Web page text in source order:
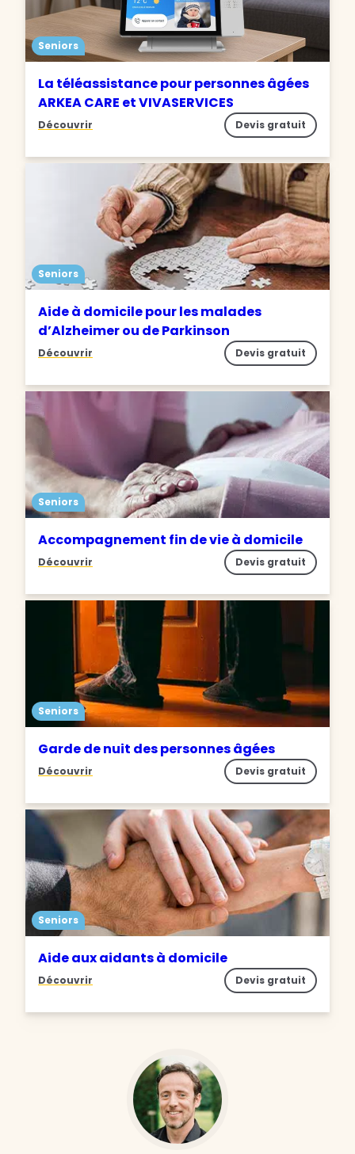
Seniors
La téléassistance pour personnes âgées
ARKEA CARE et VIVASERVICES
Découvrir Devis gratuit
Seniors
Aide à domicile pour les malades
d’Alzheimer ou de Parkinson
Découvrir Devis gratuit
Seniors
Accompagnement fin de vie à domicile
Découvrir Devis gratuit
Seniors
Garde de nuit des personnes âgées
Découvrir Devis gratuit
Seniors
Aide aux aidants à domicile
Découvrir Devis gratuit